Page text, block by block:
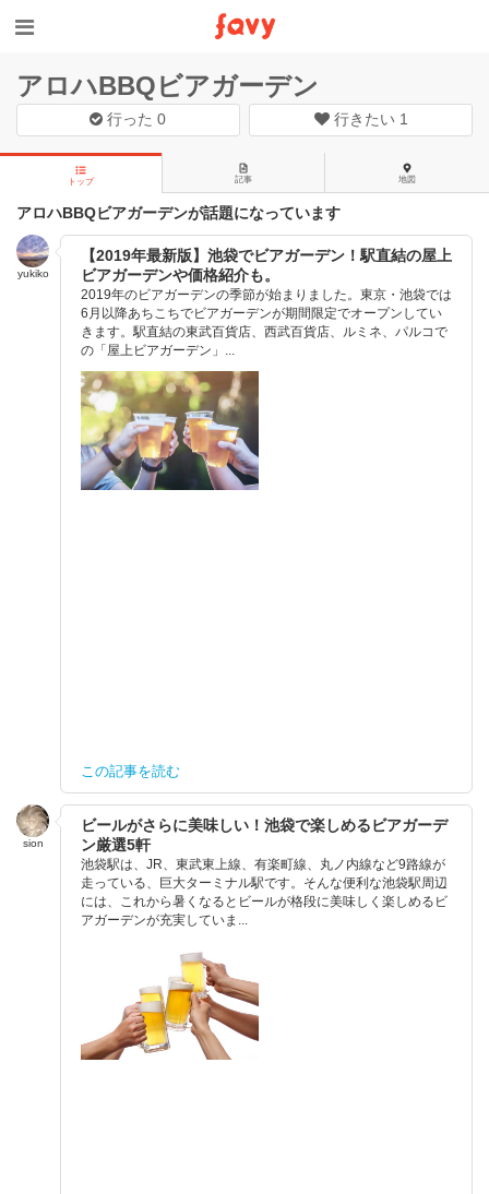
アロハBBQビアガーデン
行った0 行きたい 1
トップ 記事 地図
アロハBBQビアガーデンが話題になっています
yukiko
【2019年最新版】池袋でビアガーデン！駅直結の屋上
ビアガーデンや価格紹介も。
2019年のビアガーデンの季節が始まりました。東京・池袋では
6月以降あちこちでビアガーデンが期間限定でオープンしてい
きます。駅直結の東武百貨店、西武百貨店、ルミネ、パルコで
の「屋上ビアガーデン」...
この記事を読む
sion
ビールがさらに美味しい！池袋で楽しめるビアガーデ
ン厳選5軒
池袋駅は、JR、東武東上線、有楽町線、丸ノ内線など9路線が
走っている、巨大ターミナル駅です。そんな便利な池袋駅周辺
には、これから暑くなるとビールが格段に美味しく楽しめるビ
アガーデンが充実していま...